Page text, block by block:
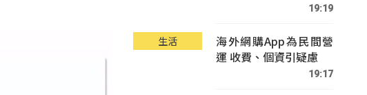
19:19
生活
海外網購App為民間營
運 收費、個資引疑慮
19:17